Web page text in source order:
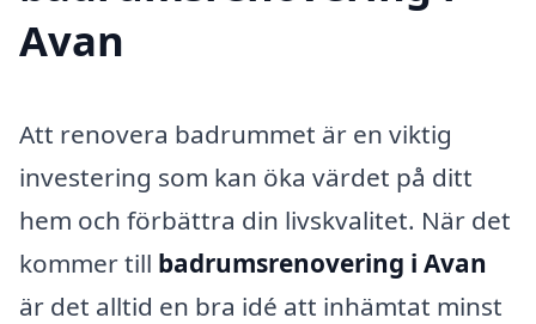
Avan
Att renovera badrummet är en viktig
investering som kan öka värdet på ditt
hem och förbättra din livskvalitet. När det
kommer till badrumsrenovering i Avan
är det alltid en bra idé att inhämtat minst